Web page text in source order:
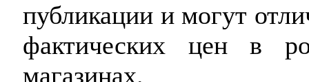
публикации и могут
фактических цен в
магазинах.